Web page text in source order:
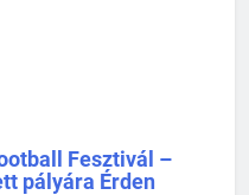
Fesztivál –
pályára Érden